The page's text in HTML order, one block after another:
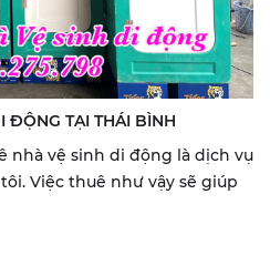
ĐỘNG TẠI THÁI BÌNH
nhà vệ sinh di động là dịch vụ
Việc thuê như vậy sẽ giúp